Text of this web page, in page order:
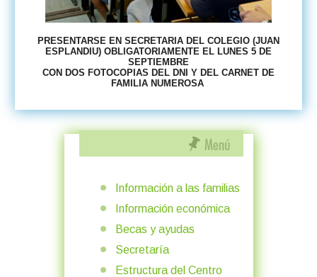
PRESENTARSE EN SECRETARIA DEL COLEGIO (JUAN
ESPLANDIU) OBLIGATORIAMENTE EL LUNES 5 DE
SEPTIEMBRE
CON DOS FOTOCOPIAS DEL DNI Y DEL CARNET DE
FAMILIA NUMEROSA
Información a las familias
Información económica
Becas y ayudas
Secretaría
Estructura del Centro